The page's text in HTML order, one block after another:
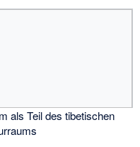
als Teil des tibetischen